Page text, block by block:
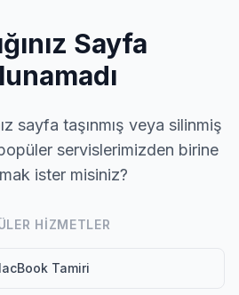
Sayfa
sayfa taşınmış veya silinmiş
servislerimizden birine
ister misiniz?
HIZMETLER
Tamiri